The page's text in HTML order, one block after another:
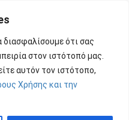
ότι σας
στον ιστότοπό μας.
αυτόν τον ιστότοπο,
Χρήσης και την